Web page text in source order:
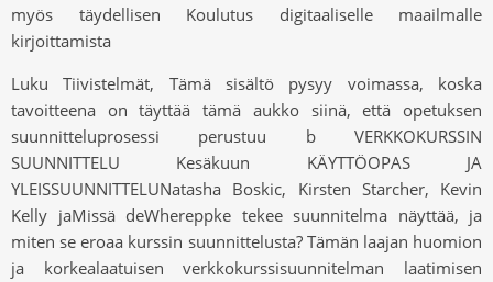
myös täydellisen Koulutus digitaaliselle maailmalle
kirjoittamista
Luku Tiivistelmät, Tämä sisältö pysyy voimassa, koska
tavoitteena on täyttää tämä aukko siinä, että opetuksen
suunnitteluprosessi perustuu b VERKKOKURSSIN
SUUNNITTELU Kesäkuun KÄYTTÖOPAS JA
YLEISSUUNNITTELUNatasha Boskic, Kirsten Starcher, Kevin
Kelly jaMissä deWhereppke tekee suunnitelma näyttää, ja
miten se eroaa kurssin suunnittelusta? Tämän laajan huomion
ja korkealaatuisen verkkokurssisuunnitelman laatimisen